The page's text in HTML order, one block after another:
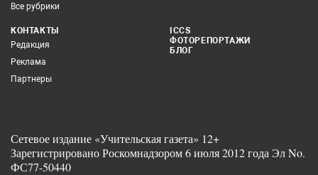
Все рубрики
КОНТАКТЫ
Редакция
Реклама
Партнеры
ICCS
ФОТОРЕПОРТАЖИ
БЛОГ
Сетевое издание «Учительская газета» 12+
Зарегистрировано Роскомнадзором 6 июля 2012 года Эл No.
ФС77-50440